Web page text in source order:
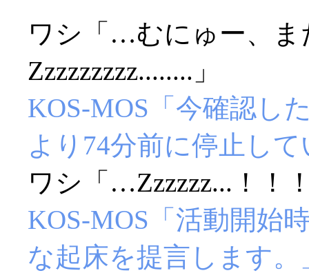
ワシ「…むにゅー、
Zzzzzzzzz........」
KOS-MOS「今確認し
より74分前に停止し
ワシ「…Zzzzzz...！！
KOS-MOS「活動開始
な起床を提言します。